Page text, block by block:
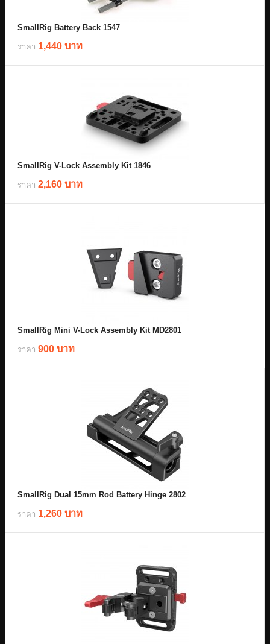
SmallRig Battery Back 1547
ราคา 1,440 บาท
SmallRig V-Lock Assembly Kit 1846
ราคา 2,160 บาท
SmallRig Mini V-Lock Assembly Kit MD2801
ราคา 900 บาท
SmallRig Dual 15mm Rod Battery Hinge 2802
ราคา 1,260 บาท